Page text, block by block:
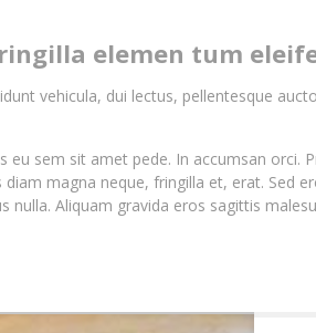
elemen tum
vehicula, dui lectus, pellentesque
sem sit amet pede. In accumsan orci.
magna neque, fringilla et, erat. Sed
Aliquam gravida eros sagittis